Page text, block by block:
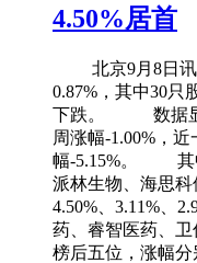
4.50%居首
北京9月8日讯
0.87%，其中30只
下跌。 数据显
周涨幅-1.00%，
幅-5.15%。 其中
派林生物、海思
4.50%、3.11%、
药、睿智医药、
榜后五位，涨幅分